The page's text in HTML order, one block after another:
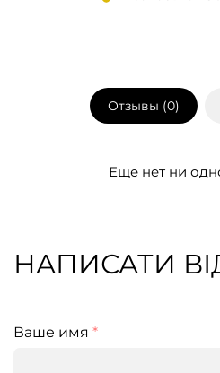
Отзывы (0)
Еще нет ни
НАПИСАТИ
Ваше имя *